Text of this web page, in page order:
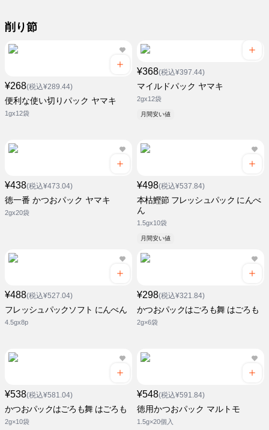
削り節
¥268(税込¥289.44)
便利な使い切りパック ヤマキ
1gx12袋
¥368(税込¥397.44)
マイルドパック ヤマキ
2gx12袋
月間安い値
¥438(税込¥473.04)
徳一番 かつおパック ヤマキ
2gx20袋
¥498(税込¥537.84)
本枯鰹節 フレッシュパック にんべ
ん
1.5gx10袋
月間安い値
¥488(税込¥527.04)
フレッシュパックソフト にんべん
4.5gx8p
¥298(税込¥321.84)
かつおパックはごろも舞 はごろも
2g×6袋
¥538(税込¥581.04)
かつおパックはごろも舞 はごろも
2g×10袋
¥548(税込¥591.84)
徳用かつおパック マルトモ
1.5g×20個入